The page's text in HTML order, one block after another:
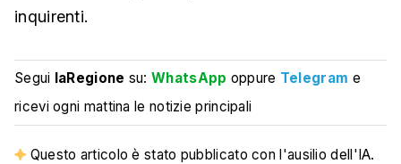
inquirenti.
Segui laRegione su:WhatsApp oppure Telegram e
ricevi ogni mattina le notizie principali
Questo articolo è stato pubblicato con l'ausilio dell'IA.